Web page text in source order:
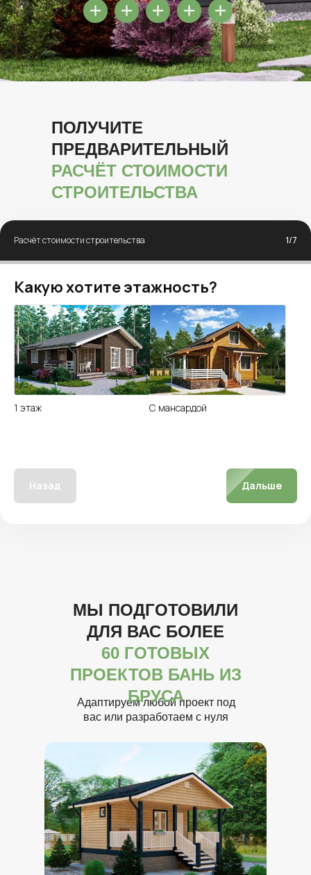
ПОЛУЧИТЕ
ПРЕДВАРИТЕЛЬНЫЙ
РАСЧЁТ СТОИМОСТИ
СТРОИТЕЛЬСТВА
Расчёт стоимости строительства 1/7
Какую хотите этажность?
1 этаж С мансардой
Назад Дальше
Адаптируем любой проект под
вас или разработаем с нуля
МЫ ПОДГОТОВИЛИ
ДЛЯ ВАС БОЛЕЕ
60 ГОТОВЫХ
ПРОЕКТОВ БАНЬ ИЗ
БРУСА